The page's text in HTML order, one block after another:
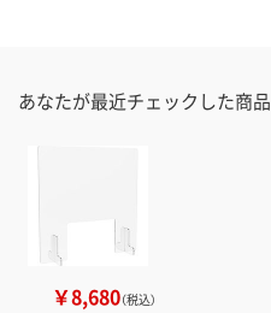
あなたが最近チェックした商品
￥8,680（税込）